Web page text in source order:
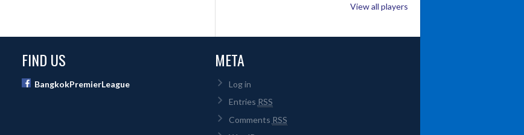
View all players
FIND US
BangkokPremierLeague
META
Log in
Entries RSS
Comments RSS